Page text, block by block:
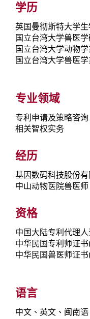
学历
英国曼彻斯特大学
国立台湾大学兽医
国立台湾大学动物
国立台湾大学兽医
专业领域
专利申请及策略咨
相关智权实务
经历
基因数码科技股份
中山动物医院兽医师
资格
中国大陆专利代理
中华民国专利师证
中华民国兽医师证
语言
中文、英文、闽南语